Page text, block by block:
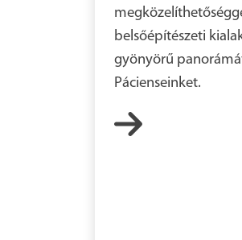
belsőépítészeti
gyönyörű
Pácienseinket.